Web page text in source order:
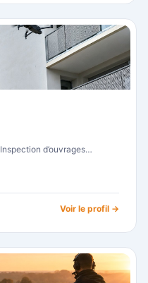
Inspection de bâtiments / façades , Inspection d’ouvrages…
Voir le profil →